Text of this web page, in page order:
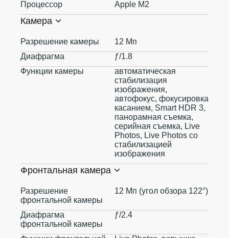
Процессор Apple M2
Камера
Разрешение камеры
12 Мп
Диафрагма
ƒ/1.8
Функции камеры
автоматическая
стабилизация
изображения,
автофокус, фокусировка
касанием, Smart HDR 3,
панорамная съемка,
серийная съемка, Live
Photos, Live Photos со
стабилизацией
изображения
Фронтальная камера
Разрешение
фронтальной камеры
12 Мп (угол обзора 122°)
Диафрагма
фронтальной камеры
ƒ/2.4